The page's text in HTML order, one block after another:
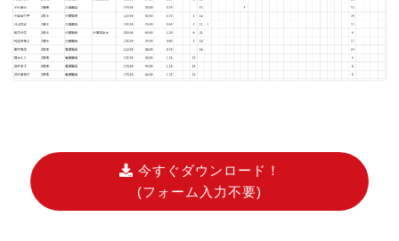
今すぐダウンロード！
(フォーム入力不要)